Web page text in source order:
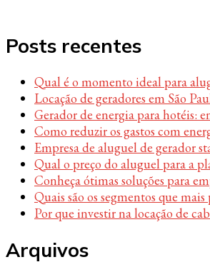
Posts recentes
Qual é o momento ideal para
Locação de geradores em São
Gerador de energia para hotéis:
Como reduzir os gastos com
Empresa de aluguel de gerador
Qual o preço do aluguel para a
Conheça ótimas soluções para
Quais são os segmentos que
Por que investir na locação de
Arquivos